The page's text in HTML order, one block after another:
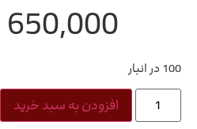
650,000
100 در انبار
افزودن به سبد خرید